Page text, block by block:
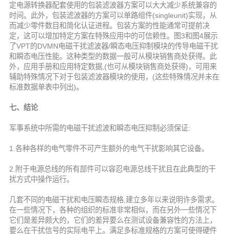
定电源转换器配套使用的包装滤波器方案可以大大减少系统兼容的
时间。此外，包装滤波器的方案可以单路组件(singleunit)实现，从
而减少零件数目和简化认证进程。包装方案的性能通常可提前决
定，这可以增加特定方案在特殊应用中的可信赖性。图3和图4展示
了VPT的DVMN电磁干扰滤波器/瞬态电压抑制模块的传导电磁干扰
和瞬态电压性能。这种类型的数据一般可从模块销售商处获得。此
外，应用手册和应用特定数据,(也可从模块销售商处获得)，可用来
辅助特殊情况下对于包装滤波器模块的使用，(这些特殊情况并未在
标准数据单表中列出)。
七、结论
军事系统中所需的电磁干扰滤波和瞬态电压抑制必须保证:
1.各种各样的电气零件不可产生额外的电气干扰影响其它设备。
2.附于电源总线的所有部件可以容忍电源总线干扰且在此典型的干
扰方式中操作运行。
几套不同的电磁干扰和电压瞬态规格,建立多年以来说明许多需求。
在一些情况下，各种的组织的标准非常相似，而在另外一些情况下
它们是差异颇大的，它们的差异要么在测试设备兼容性的方法上，
要么在干扰信号的实际电平上。满足多标准规格的方案可使得硬件